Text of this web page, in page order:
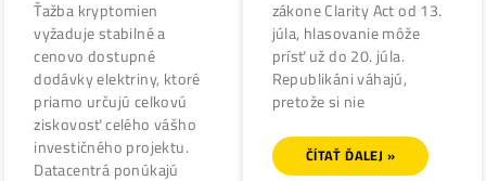
Čo sa oplatí viac: Ťažba
kryptomien doma vs. v
datacentre
Osud veľkého
krypto zákona Clarity
visí na vlásku